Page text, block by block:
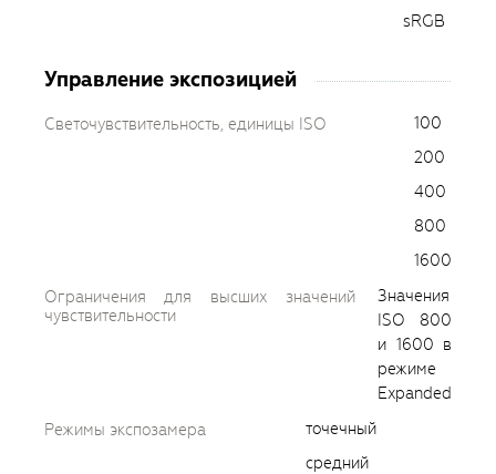
sRGB
Управление экспозицией
Светочувствительность, единицы ISO
100
200
400
800
1600
Ограничения для высших значений
чувствительности
Значения
ISO 800
и 1600 в
режиме
Expanded
Режимы экспозамера
точечный
средний